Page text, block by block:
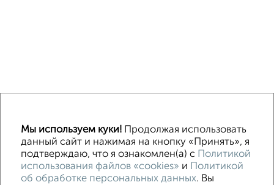
ИЖС СНТ В черте города
Контакты
Политика конфиденциальности
Мы используем куки! Продолжая использовать
данный сайт и нажимая на кнопку «Принять», я
подтверждаю, что я ознакомлен(а) с Политикой
использования файлов «cookies» и Политикой
об обработке персональных данных. Вы